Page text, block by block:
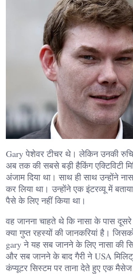
Gary पेशेवर टीचर थे। लेकिन उनकी
अब तक की सबसे बड़ी हैकिंग एक्टिविटी
अंजाम दिया था। साथ ही साथ उन्होंने
कर लिया था। उन्होंने एक इंटरव्यू में
पैसे के लिए नहीं किया था।
वह जानना चाहते थे कि नासा के पास
क्या गुप्त रहस्यों की जानकरियां है।
gary ने यह सब जानने के लिए नासा की
और सब जानने के बाद गैरी ने USA
कंप्यूटर सिस्टम पर ताना देते हुए एक मैसेज